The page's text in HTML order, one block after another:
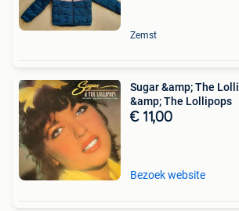
Zemst
Sugar &amp; The
&amp; The Lollipops
€ 11,00
Bezoek website